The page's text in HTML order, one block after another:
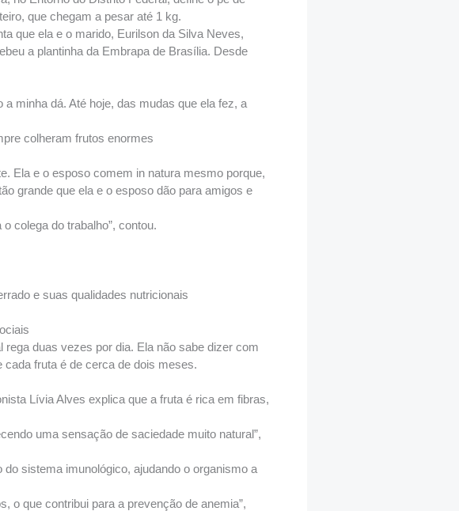
que chegam a pesar até 1 kg.
que ela e o marido, Eurilson da Silva Neves,
a plantinha da Embrapa de Brasília. Desde
minha dá. Até hoje, das mudas que ela fez, a
colheram frutos enormes
Ela e o esposo comem in natura mesmo porque,
grande que ela e o esposo dão para amigos e
colega do trabalho”, contou.
e suas qualidades nutricionais
duas vezes por dia. Ela não sabe dizer com
fruta é de cerca de dois meses.
Lívia Alves explica que a fruta é rica em fibras,
uma sensação de saciedade muito natural”,
sistema imunológico, ajudando o organismo a
o que contribui para a prevenção de anemia”,